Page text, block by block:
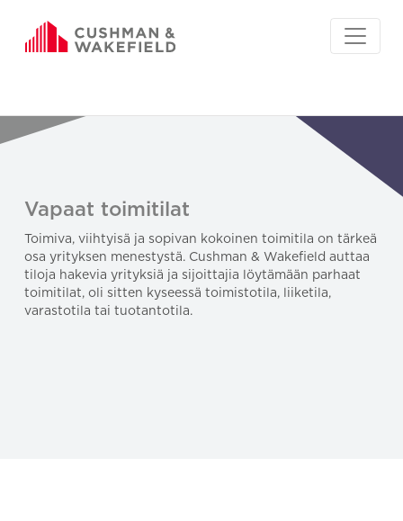
Vapaat toimitilat
Toimiva, viihtyisä ja sopivan kokoinen toimitila on tärkeä
osa yrityksen menestystä. Cushman & Wakefield auttaa
tiloja hakevia yrityksiä ja sijoittajia löytämään parhaat
toimitilat, oli sitten kyseessä toimistotila, liiketila,
varastotila tai tuotantotila.